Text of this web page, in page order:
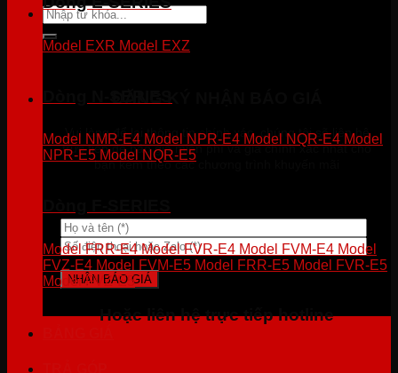
Tìm
kiếm:
Vui lòng để lại thông tin chính xác, chúng tôi sẽ liên hệ
trực tiếp để báo giá miễn phí và giá chính xác nhất cho
bạn kèm theo các chương trình khuyến mãi
Hoặc liên hệ trực tiếp hotline
Model EXR Model EXZ
Model NMR-E4 Model NPR-E4 Model NQR-E4 Model
NPR-E5 Model NQR-E5
Model FRR-E4 Model FVR-E4 Model FVM-E4 Model
FVZ-E4 Model FVM-E5 Model FRR-E5 Model FVR-E5
Model FVZ-E5